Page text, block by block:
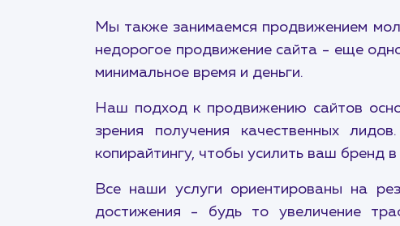
Мы также занимаемся продвижением
недорогое продвижение сайта - еще
минимальное время и деньги.
Наш подход к продвижению сайтов
зрения получения качественных
копирайтингу, чтобы усилить ваш бренд в
Все наши услуги ориентированы на
достижения - будь то увеличение